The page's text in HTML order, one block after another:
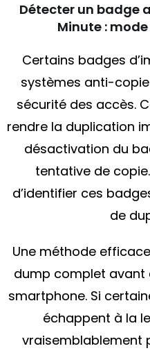
Détecter un badge
Minute :
Certains badges
systèmes anti-
sécurité des accès.
rendre la duplication
désactivation du
tentative de
d’identifier ces
de
Une méthode
dump complet avant
smartphone. Si
échappent à la
vraisemblablement